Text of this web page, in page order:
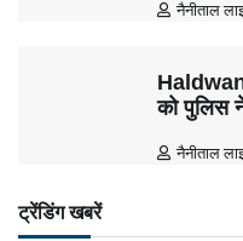
नैनीताल
को पुलिस
नैनीताल
ट्रेंडिंग खबरें